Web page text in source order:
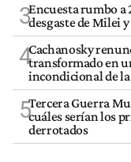
3Encuesta rumbo
desgaste de Milei
4Cachanosky
transformado en
incondicional de
5Tercera Guerra
cuáles serían los
derrotados